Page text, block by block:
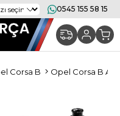
0545 155 58 15
Corsa B Opel Corsa B